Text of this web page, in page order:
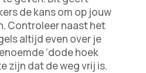
de kans om op jouw
Controleer naast het
altijd even over je
‘dode hoek
zijn dat de weg vrij is.